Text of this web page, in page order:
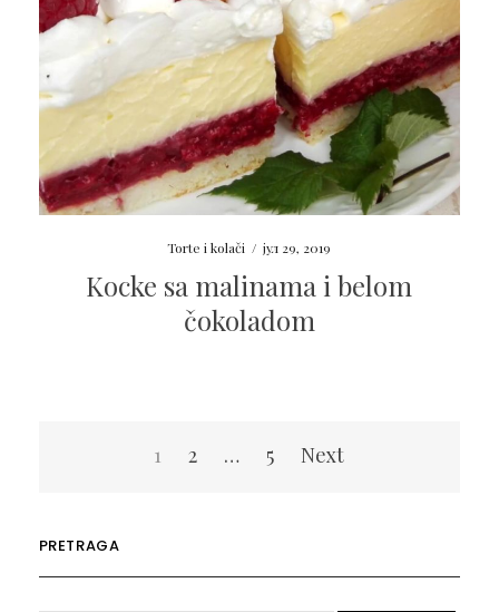
Torte i kolači / јул 29, 2019
Kocke sa malinama i belom
čokoladom
1 2 … 5 Next
PRETRAGA